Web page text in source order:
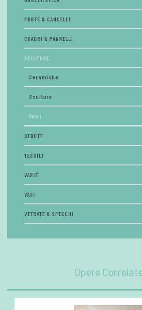
PORTE & CANCELLI
QUADRI & PANNELLI
SCULTURE
Ceramiche
Sculture
Vetri
SEDUTE
TESSILI
VARIE
VASI
VETRATE & SPECCHI
Opere